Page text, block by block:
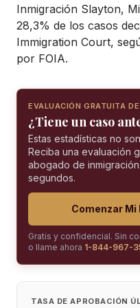
Inmigración Slayton,
28,3% de los casos
Immigration Court,
por FOIA.
EVALUACIÓN GRATUITA
¿Tiene un caso
Estas estadísticas no
Reciba una evaluación
abogado de
segundos.
Comenzar
Gratis y confidencial. Sin
o llame ahora 1-844-967-
TASA DE APROBACIÓN